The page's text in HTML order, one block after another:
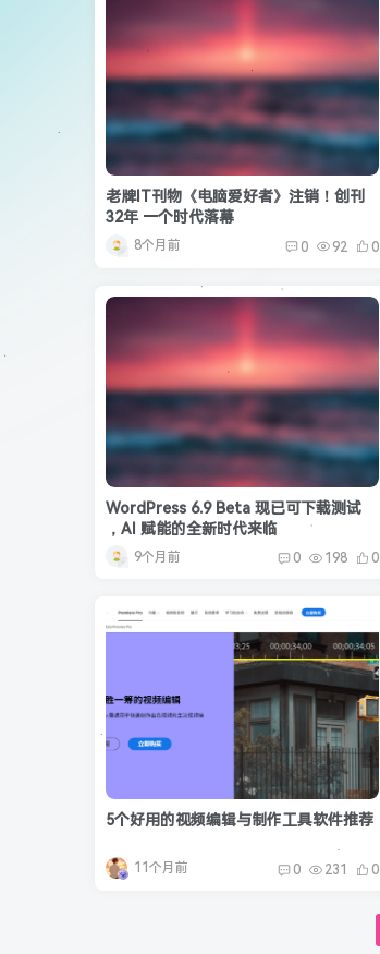
老牌IT刊物《电脑爱好者》注销！创刊
32年 一个时代落幕
8个月前 0 92 0
WordPress 6.9 Beta 现已可下载测试
，AI 赋能的全新时代来临
9个月前 0 198 0
5个好用的视频编辑与制作工具软件推荐
11个月前 0 231 0